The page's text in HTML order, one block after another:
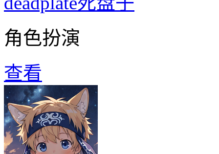
角色扮演
查看